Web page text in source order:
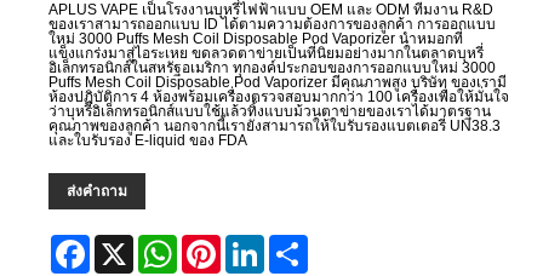
APLUS VAPE เป็นโรงงานบุหรี่ไฟฟ้าแบบ OEM และ ODM ทีมงาน R&D
ของเราสามารถออกแบบ ID ได้ตามความต้องการของลูกค้า การออกแบบ
ใหม่ 3000 Puffs Mesh Coil Disposable Pod Vaporizer นำหมอกที่
แข็งแกร่งมาสู่ไอระเหย ขดลวดตาข่ายเป็นที่นิยมอย่างมากในตลาดบุหรี่
อิเล็กทรอนิกส์ในสหรัฐอเมริกา ทุกองค์ประกอบของการออกแบบใหม่ 3000
Puffs Mesh Coil Disposable Pod Vaporizer มีคุณภาพสูง บริษัท ของเรามี
ห้องปฏิบัติการ 4 ห้องพร้อมเครื่องตรวจสอบมากกว่า 100 เครื่องเพื่อให้มั่นใจ
ว่าบุหรี่อิเล็กทรอนิกส์แบบใช้แล้วทิ้งแบบม้วนตาข่ายของเราได้มาตรฐาน
คุณภาพของลูกค้า นอกจากนี้เรายังสามารถให้ใบรับรองแบตเตอรี่ UN38.3
และใบรับรอง E-liquid ของ FDA
ส่งคำถาม
Facebook WhatsAppPinterestLinkedIn